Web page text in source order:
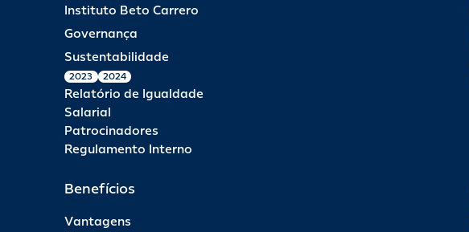
Instituto Beto Carrero
Governança
Sustentabilidade
2023 2024
Relatório de Igualdade
Salarial
Patrocinadores
Regulamento Interno
Benefícios
Vantagens